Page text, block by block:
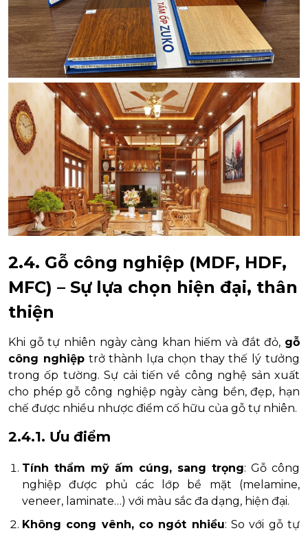
2.4. Gỗ công nghiệp (MDF, HDF,
MFC) – Sự lựa chọn hiện đại, thân
thiện
Khi gỗ tự nhiên ngày càng khan hiếm và đắt đỏ, gỗ
công nghiệptrở thành lựa chọn thay thế lý tưởng
trong ốp tường. Sự cải tiến về công nghệ sản xuất
cho phép gỗ công nghiệp ngày càng bền, đẹp, hạn
chế được nhiều nhược điểm cố hữu của gỗ tự nhiên.
2.4.1. Ưu điểm
Tính thẩm mỹ ấm cúng, sang trọng: Gỗ công
nghiệp được phủ các lớp bề mặt (melamine,
veneer, laminate…) với màu sắc đa dạng, hiện đại.
Không cong vênh, co ngót nhiều: So với gỗ tự